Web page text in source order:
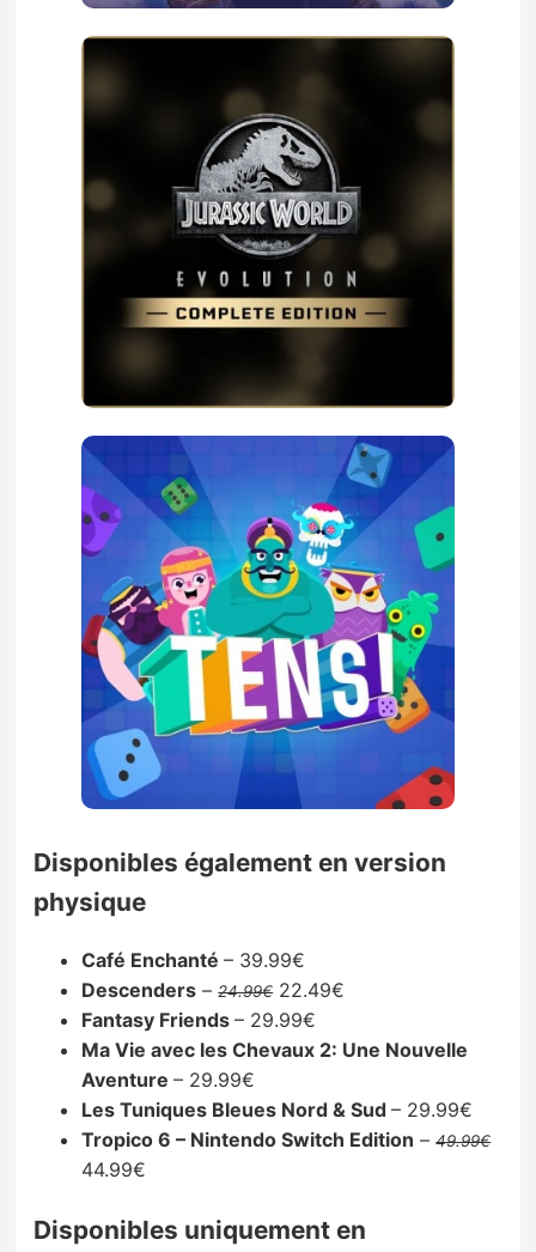
Disponibles également en version
physique
Café Enchanté– 39.99€
Descenders –24.99€22.49€
Fantasy Friends– 29.99€
Ma Vie avec les Chevaux 2: Une Nouvelle
Aventure– 29.99€
Les Tuniques Bleues Nord & Sud– 29.99€
Tropico 6 – Nintendo Switch Edition –49.99€
44.99€
Disponibles uniquement en